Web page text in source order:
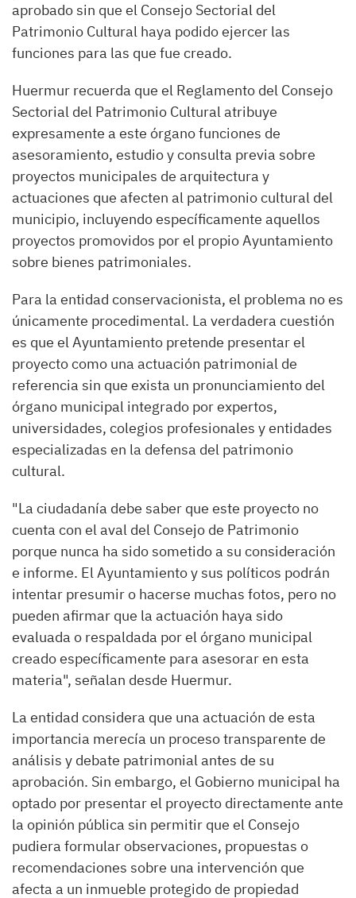
aprobado sin que el Consejo Sectorial del
Patrimonio Cultural haya podido ejercer las
funciones para las que fue creado.
Huermur recuerda que el Reglamento del Consejo
Sectorial del Patrimonio Cultural atribuye
expresamente a este órgano funciones de
asesoramiento, estudio y consulta previa sobre
proyectos municipales de arquitectura y
actuaciones que afecten al patrimonio cultural del
municipio, incluyendo específicamente aquellos
proyectos promovidos por el propio Ayuntamiento
sobre bienes patrimoniales.
Para la entidad conservacionista, el problema no es
únicamente procedimental. La verdadera cuestión
es que el Ayuntamiento pretende presentar el
proyecto como una actuación patrimonial de
referencia sin que exista un pronunciamiento del
órgano municipal integrado por expertos,
universidades, colegios profesionales y entidades
especializadas en la defensa del patrimonio
cultural.
"La ciudadanía debe saber que este proyecto no
cuenta con el aval del Consejo de Patrimonio
porque nunca ha sido sometido a su consideración
e informe. El Ayuntamiento y sus políticos podrán
intentar presumir o hacerse muchas fotos, pero no
pueden afirmar que la actuación haya sido
evaluada o respaldada por el órgano municipal
creado específicamente para asesorar en esta
materia", señalan desde Huermur.
La entidad considera que una actuación de esta
importancia merecía un proceso transparente de
análisis y debate patrimonial antes de su
aprobación. Sin embargo, el Gobierno municipal ha
optado por presentar el proyecto directamente ante
la opinión pública sin permitir que el Consejo
pudiera formular observaciones, propuestas o
recomendaciones sobre una intervención que
afecta a un inmueble protegido de propiedad